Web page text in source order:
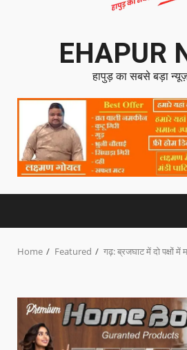
EHAPUR
हापुड़ का सबसे बड़ा
Home Featured गढ़: ब्रजघाट में दो पक्षों में